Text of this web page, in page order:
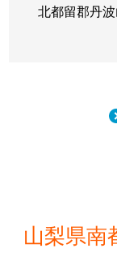
北都留郡丹
山梨県南